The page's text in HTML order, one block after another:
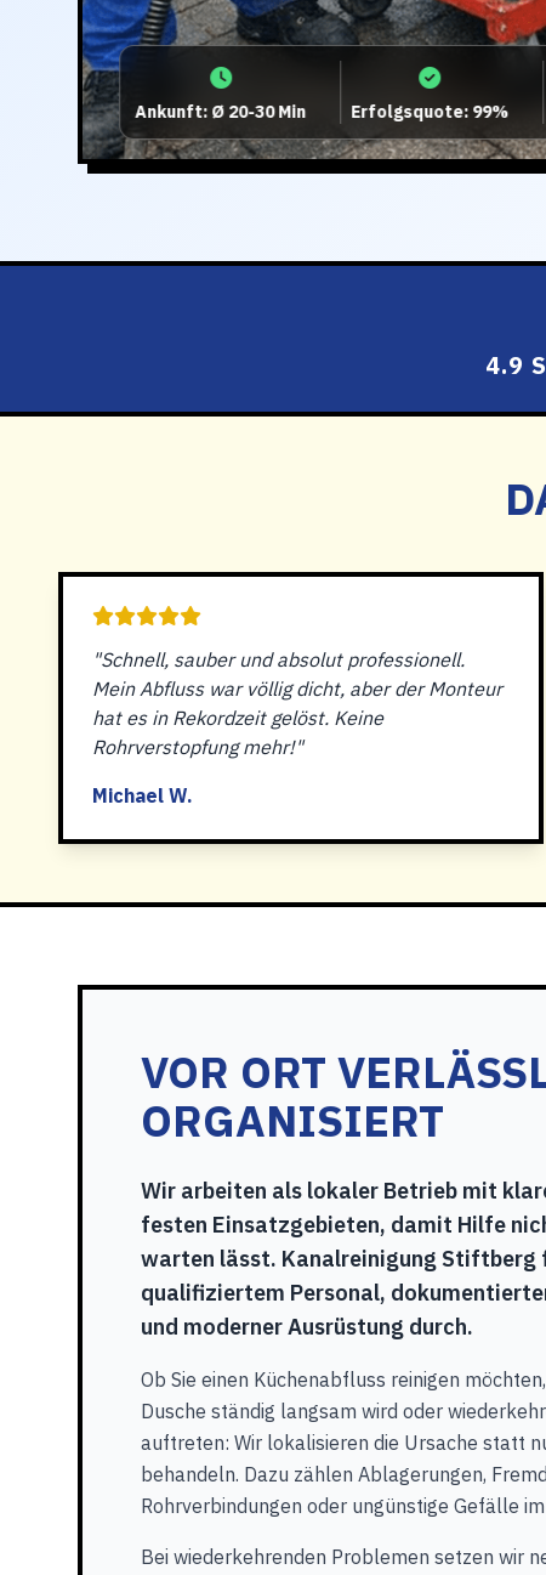
Ankunft: Ø 20-30 Min Erfolgsquote: 99%
4.9
"Schnell, sauber und absolut professionell.
Mein Abfluss war völlig dicht, aber der Monteur
hat es in Rekordzeit gelöst. Keine
Rohrverstopfung mehr!"
Michael W.
VOR ORT
ORGANISIERT
Wir arbeiten als lokaler Betrieb mit
festen Einsatzgebieten, damit Hilfe
warten lässt. Kanalreinigung Stiftberg
qualifiziertem Personal,
und moderner Ausrüstung durch.
Ob Sie einen Küchenabfluss reinigen
Dusche ständig langsam wird oder
auftreten: Wir lokalisieren die Ursache statt
behandeln. Dazu zählen Ablagerungen,
Rohrverbindungen oder ungünstige Gefälle
Bei wiederkehrenden Problemen setzen wir